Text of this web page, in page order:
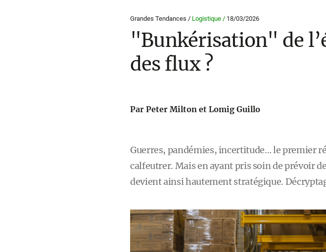
Grandes Tendances / Logistique / 18/03/2026
"Bunkérisation" de
des flux ?
Par Peter Milton et Lomig Guillo
Guerres, pandémies, incertitude… le premier
calfeutrer. Mais en ayant pris soin de prévoir
devient ainsi hautement stratégique.